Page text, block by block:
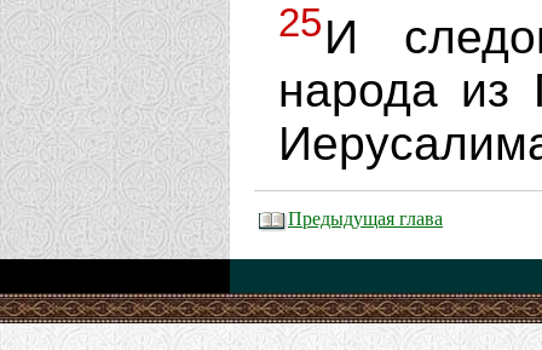
25И
народа из
Предыдущая глава